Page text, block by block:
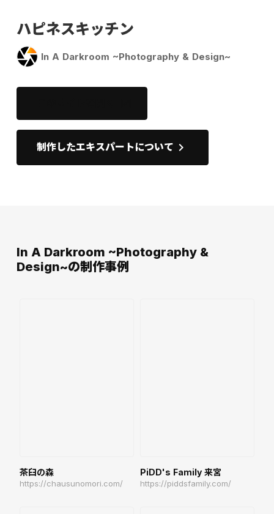
ハピネスキッチン
In A Darkroom ~Photography & Design~
制作したエキスパートについて keyboard_arrow_right
In A Darkroom ~Photography &
Design~の制作事例
茶臼の森
https://chausunomori.com/
PiDD's Family 来宮
https://piddsfamily.com/